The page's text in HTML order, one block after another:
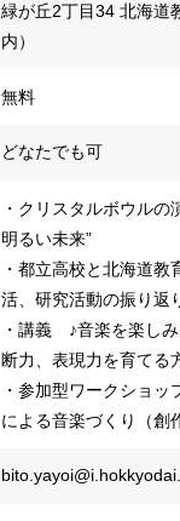
緑が丘2丁目34 北海道
内）
無料
どなたでも可
・クリスタルボウルの
明るい未来”
・都立高校と北海道教
活、研究活動の振り返
・講義 ♪音楽を楽し
断力、表現力を育てる
・参加型ワークショ
による音楽づくり（創